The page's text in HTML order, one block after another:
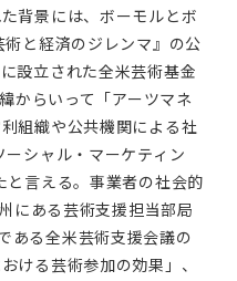
背景には、ボーモルとボ
と経済のジレンマ』の公
設立された全米芸術基金
からいって「アーツマネ
組織や公共機関による社
シャル・マーケティン
言える。事業者の社会的
にある芸術支援担当部局
る全米芸術支援会議の
ける芸術参加の効果」、